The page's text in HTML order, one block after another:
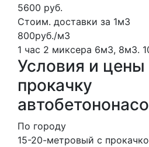
5600 руб.
Стоим. доставки за 1м3
800руб./м3
1 час 2 миксера 6м3, 8м3.
Условия и цены
прокачку
По городу
15-20-метровый с